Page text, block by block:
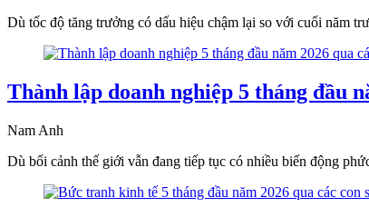
Dù tốc độ tăng trưởng có dấu hiệu chậm lại so với cuối năm
Thành lập doanh nghiệp 5 tháng đầu
Nam Anh
Dù bối cảnh thế giới vẫn đang tiếp tục có nhiều biến động